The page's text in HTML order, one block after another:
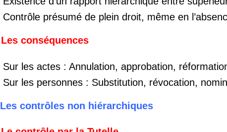
Contrôle présumé de plein droit, même en
Les conséquences
Sur les actes : Annulation, approbation,
Sur les personnes : Substitution, révocation,
Les contrôles non hiérarchiques